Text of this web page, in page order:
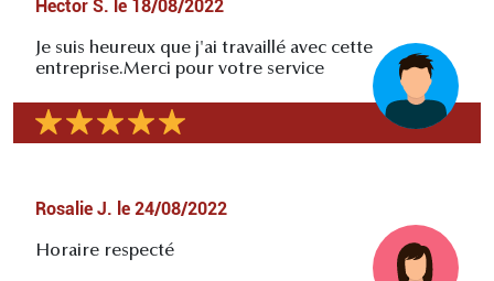
Hector S. le 18/08/2022
Je suis heureux que j'ai travaillé avec cette
entreprise.Merci pour votre service
Rosalie J. le 24/08/2022
Horaire respecté